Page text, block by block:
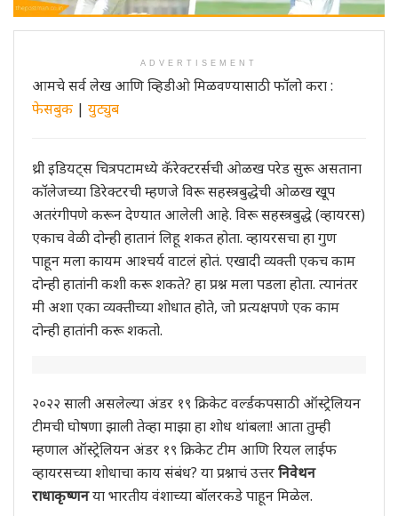
ADVERTISEMENT
आमचे सर्व लेख आणि व्हिडीओ मिळवण्यासाठी फॉलो करा :
फेसबुक | युट्युब
थ्री इडियट्स चित्रपटामध्ये कॅरेक्टरर्सची ओळख परेड सुरू असताना
कॉलेजच्या डिरेक्टरची म्हणजे विरू सहस्त्रबुद्धेची ओळख खूप
अतरंगीपणे करून देण्यात आलेली आहे. विरू सहस्त्रबुद्धे (व्हायरस)
एकाच वेळी दोन्ही हातानं लिहू शकत होता. व्हायरसचा हा गुण
पाहून मला कायम आश्चर्य वाटलं होतं. एखादी व्यक्ती एकच काम
दोन्ही हातांनी कशी करू शकते? हा प्रश्न मला पडला होता. त्यानंतर
मी अशा एका व्यक्तीच्या शोधात होते, जो प्रत्यक्षपणे एक काम
दोन्ही हातांनी करू शकतो.
२०२२ साली असलेल्या अंडर १९ क्रिकेट वर्ल्डकपसाठी ऑस्ट्रेलियन
टीमची घोषणा झाली तेव्हा माझा हा शोध थांबला! आता तुम्ही
म्हणाल ऑस्ट्रेलियन अंडर १९ क्रिकेट टीम आणि रियल लाईफ
व्हायरसच्या शोधाचा काय संबंध? या प्रश्नाचं उत्तरनिवेथन
राधाकृष्णनया भारतीय वंशाच्या बॉलरकडे पाहून मिळेल.